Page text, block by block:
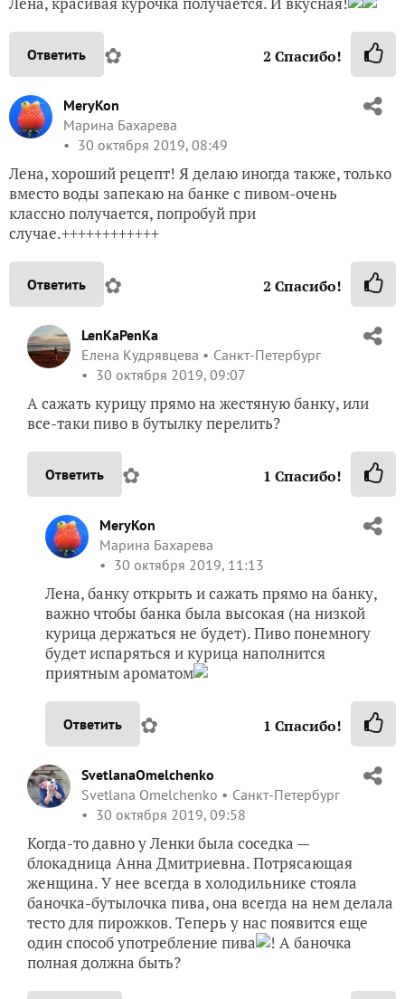
Ответить ✿ 2 Спасибо!
MeryKon
Марина Бахарева
30 октября 2019, 08:49
Лена, хороший рецепт! Я делаю иногда также, только
вместо воды запекаю на банке с пивом-очень
классно получается, попробуй при
случае.++++++++++++
Ответить ✿ 2 Спасибо!
LenKaPenKa
Елена Кудрявцева
Санкт-Петербург
30 октября 2019, 09:07
А сажать курицу прямо на жестяную банку, или
все-таки пиво в бутылку перелить?
Ответить ✿ 1 Спасибо!
MeryKon
Марина Бахарева
30 октября 2019, 11:13
Лена, банку открыть и сажать прямо на банку,
важно чтобы банка была высокая (на низкой
курица держаться не будет). Пиво понемногу
будет испаряться и курица наполнится
приятным ароматом
Ответить ✿ 1 Спасибо!
SvetlanaOmelchenko
Svetlana Omelchenko
Санкт-Петербург
30 октября 2019, 09:58
Когда-то давно у Ленки была соседка —
блокадница Анна Дмитриевна. Потрясающая
женщина. У нее всегда в холодильнике стояла
баночка-бутылочка пива, она всегда на нем делала
тесто для пирожков. Теперь у нас появится еще
один способ употребление пива
! А баночка
полная должна быть?